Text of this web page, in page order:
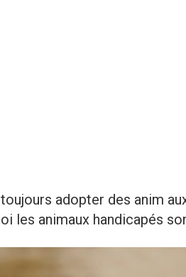
adopter des anim
les animaux handicapés